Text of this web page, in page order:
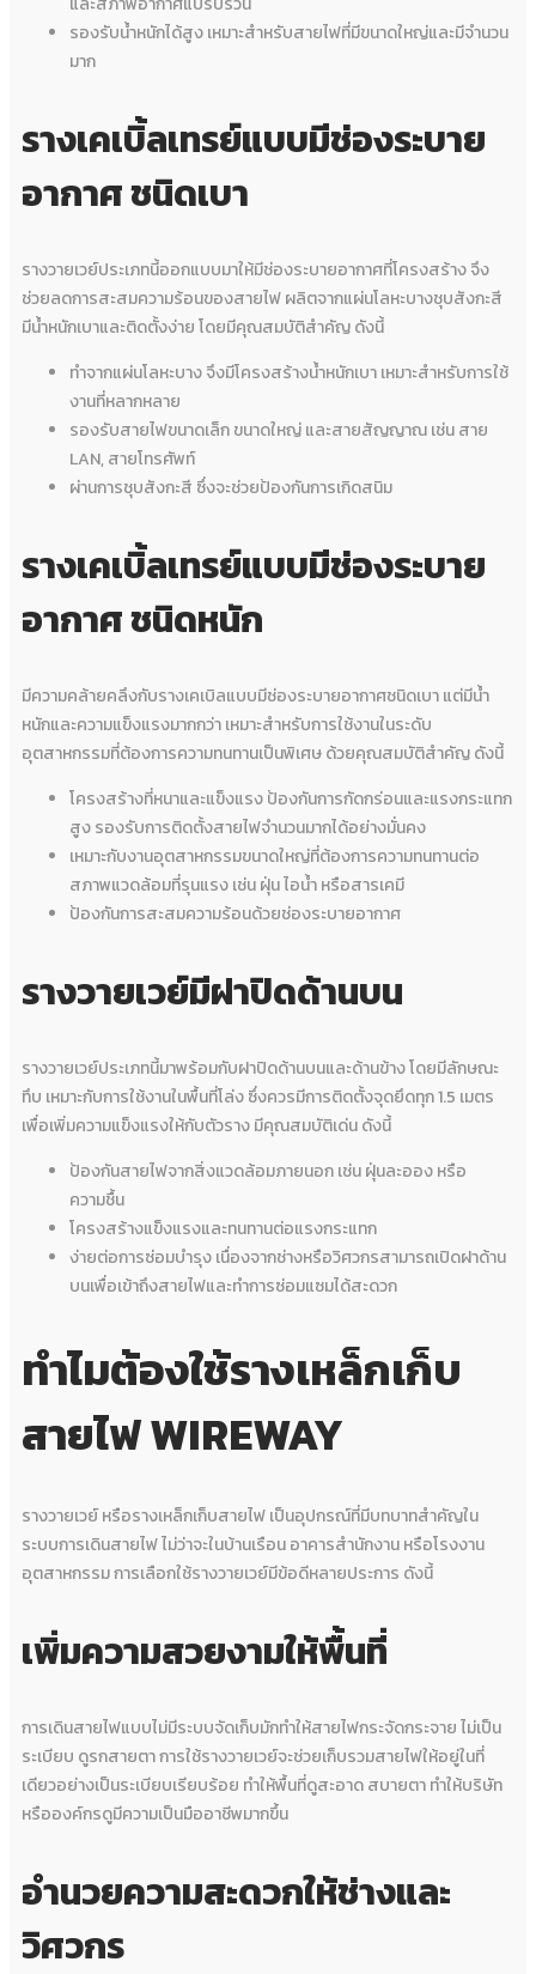
รองรับน้ำหนักได้สูง เหมาะสำหรับสายไฟที่มีขนาดใหญ่และมีจำนวน
มาก
รางเคเบิ้ลเทรย์แบบมีช่องระบาย
อากาศ ชนิดเบา
รางวายเวย์ประเภทนี้ออกแบบมาให้มีช่องระบายอากาศที่โครงสร้าง จึง
ช่วยลดการสะสมความร้อนของสายไฟ ผลิตจากแผ่นโลหะบางชุบสังกะสี
มีน้ำหนักเบาและติดตั้งง่าย โดยมีคุณสมบัติสำคัญ ดังนี้
ทำจากแผ่นโลหะบาง จึงมีโครงสร้างน้ำหนักเบา เหมาะสำหรับการใช้
งานที่หลากหลาย
รองรับสายไฟขนาดเล็ก ขนาดใหญ่ และสายสัญญาณ เช่น สาย
LAN, สายโทรศัพท์
ผ่านการชุบสังกะสี ซึ่งจะช่วยป้องกันการเกิดสนิม
รางเคเบิ้ลเทรย์แบบมีช่องระบาย
อากาศ ชนิดหนัก
มีความคล้ายคลึงกับรางเคเบิลแบบมีช่องระบายอากาศชนิดเบา แต่มีน้ำ
หนักและความแข็งแรงมากกว่า เหมาะสำหรับการใช้งานในระดับ
อุตสาหกรรมที่ต้องการความทนทานเป็นพิเศษ ด้วยคุณสมบัติสำคัญ ดังนี้
โครงสร้างที่หนาและแข็งแรง ป้องกันการกัดกร่อนและแรงกระแทก
สูง รองรับการติดตั้งสายไฟจำนวนมากได้อย่างมั่นคง
เหมาะกับงานอุตสาหกรรมขนาดใหญ่ที่ต้องการความทนทานต่อ
สภาพแวดล้อมที่รุนแรง เช่น ฝุ่น ไอน้ำ หรือสารเคมี
ป้องกันการสะสมความร้อนด้วยช่องระบายอากาศ
รางวายเวย์มีฝาปิดด้านบน
รางวายเวย์ประเภทนี้มาพร้อมกับฝาปิดด้านบนและด้านข้าง โดยมีลักษณะ
ทึบ เหมาะกับการใช้งานในพื้นที่โล่ง ซึ่งควรมีการติดตั้งจุดยึดทุก 1.5 เมตร
เพื่อเพิ่มความแข็งแรงให้กับตัวราง มีคุณสมบัติเด่น ดังนี้
ป้องกันสายไฟจากสิ่งแวดล้อมภายนอก เช่น ฝุ่นละออง หรือ
ความชื้น
โครงสร้างแข็งแรงและทนทานต่อแรงกระแทก
ง่ายต่อการซ่อมบำรุง เนื่องจากช่างหรือวิศวกรสามารถเปิดฝาด้าน
บนเพื่อเข้าถึงสายไฟและทำการซ่อมแซมได้สะดวก
ทำไมต้องใช้รางเหล็กเก็บ
สายไฟ WIREWAY
รางวายเวย์ หรือรางเหล็กเก็บสายไฟ เป็นอุปกรณ์ที่มีบทบาทสำคัญใน
ระบบการเดินสายไฟ ไม่ว่าจะในบ้านเรือน อาคารสำนักงาน หรือโรงงาน
อุตสาหกรรม การเลือกใช้รางวายเวย์มีข้อดีหลายประการ ดังนี้
เพิ่มความสวยงามให้พื้นที่
การเดินสายไฟแบบไม่มีระบบจัดเก็บมักทำให้สายไฟกระจัดกระจาย ไม่เป็น
ระเบียบ ดูรกสายตา การใช้รางวายเวย์จะช่วยเก็บรวมสายไฟให้อยู่ในที่
เดียวอย่างเป็นระเบียบเรียบร้อย ทำให้พื้นที่ดูสะอาด สบายตา ทำให้บริษัท
หรือองค์กรดูมีความเป็นมืออาชีพมากขึ้น
อำนวยความสะดวกให้ช่างและ
วิศวกร